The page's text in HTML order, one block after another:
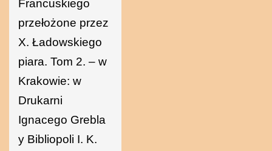
Francuskiego
przełożone przez
X. Ładowskiego
piara. Tom 2. – w
Krakowie: w
Drukarni
Ignacego Grebla
y Bibliopoli I. K.